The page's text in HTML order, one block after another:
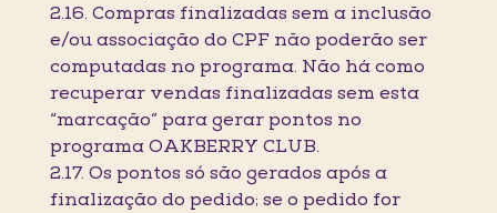
2.16. Compras finalizadas sem a inclusão
e/ou associação do CPF não poderão ser
computadas no programa. Não há como
recuperar vendas finalizadas sem esta
“marcação” para gerar pontos no
programa OAKBERRY CLUB.
2.17. Os pontos só são gerados após a
finalização do pedido; se o pedido for